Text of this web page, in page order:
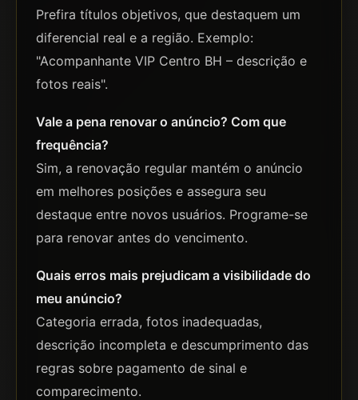
Prefira títulos objetivos, que destaquem um
diferencial real e a região. Exemplo:
"Acompanhante VIP Centro BH – descrição e
fotos reais".
Vale a pena renovar o anúncio? Com que
frequência?
Sim, a renovação regular mantém o anúncio
em melhores posições e assegura seu
destaque entre novos usuários. Programe-se
para renovar antes do vencimento.
Quais erros mais prejudicam a visibilidade do
meu anúncio?
Categoria errada, fotos inadequadas,
descrição incompleta e descumprimento das
regras sobre pagamento de sinal e
comparecimento.